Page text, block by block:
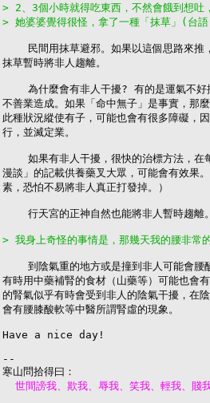
> 2、3個小時就得吃東西，不然會餓到想吐
> 她婆婆覺得很怪，拿了一種「抹草」(台
民間用抹草避邪。如果以這個思路來推
抹草暫時將非人趨離。
為什麼會有非人干擾? 有的是運氣不好
不善業造成。如果「命中無子」是事實，那麼
此種狀況縱使有子，可能也會有很多障礙，
行，並滅定業。
如果有非人干擾，很快的治標方法，在
漫談」的記載供養藥叉大眾，可能會有效果
素，恐怕不易將非人真正打發掉。）
    行天宮的正神自然也能將非人暫時趨離。
> 我身上奇怪的事情是，那幾天我的腰非常
到陰氣重的地方或是撞到非人可能會腰
有時用中藥補腎的食材（山藥等）可能也會
的腎氣似乎有時會受到非人的陰氣干擾，在
會有腰膝酸軟等中醫所謂腎虛的現象。
Have a nice day!
--